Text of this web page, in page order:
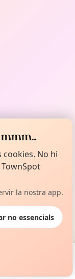
cookies. No hi
la nostra app.
no essencials